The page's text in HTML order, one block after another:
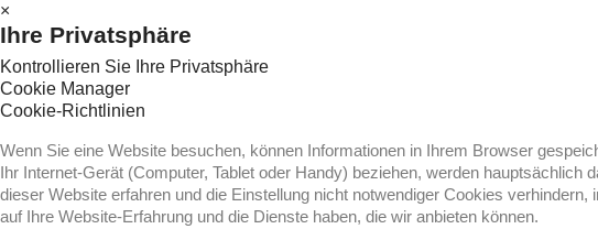
×
Ihre Privatsphäre
Kontrollieren Sie Ihre Privatsphäre
Cookie Manager
Cookie-Richtlinien
Wenn Sie eine Website besuchen, können Informationen in Ihrem Browser
Ihr Internet-Gerät (Computer, Tablet oder Handy) beziehen, werden
dieser Website erfahren und die Einstellung nicht notwendiger Cookies
auf Ihre Website-Erfahrung und die Dienste haben, die wir anbieten können.